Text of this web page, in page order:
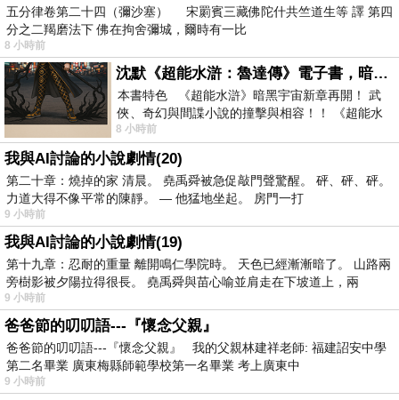
五分律卷第二十四（彌沙塞） 宋罽賓三藏佛陀什共竺道生等 譯 第四
分之二羯磨法下 佛在拘舍彌城，爾時有一比
8 小時前
沈默《超能水滸：魯達傳》電子書，暗黑宇宙新章，一一五年八月璀璨上架！
本書特色 《超能水滸》暗黑宇宙新章再開！ 武
俠、奇幻與間諜小說的撞擊與相容！！ 《超能水
滸》系列第四部變幻登場
8 小時前
我與AI討論的小說劇情(20)
第二十章：燒掉的家 清晨。 堯禹舜被急促敲門聲驚醒。 砰、砰、砰。
力道大得不像平常的陳靜。 — 他猛地坐起。 房門一打
9 小時前
我與AI討論的小說劇情(19)
第十九章：忍耐的重量 離開鳴仁學院時。 天色已經漸漸暗了。 山路兩
旁樹影被夕陽拉得很長。 堯禹舜與苗心喻並肩走在下坡道上，兩
9 小時前
爸爸節的叨叨語---『懷念父親』
爸爸節的叨叨語---『懷念父親』 我的父親林建祥老師: 福建詔安中學
第二名畢業 廣東梅縣師範學校第一名畢業 考上廣東中
9 小時前